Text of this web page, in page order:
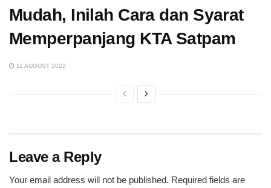
Mudah, Inilah Cara dan Syarat
Memperpanjang KTA Satpam
11 AUGUST 2022
Leave a Reply
Your email address will not be published. Required fields are